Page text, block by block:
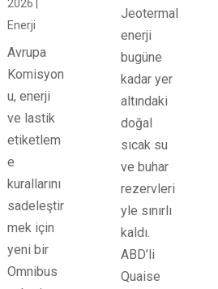
2026
Enerji
Avrupa
Komisyon
u, enerji
ve lastik
etiketlem
e
kurallarını
sadeleştir
mek için
yeni bir
Omnibus
Jeotermal
enerji
bugüne
kadar yer
altındaki
doğal
sıcak su
ve buhar
rezervleri
yle sınırlı
kaldı.
ABD’li
Quaise